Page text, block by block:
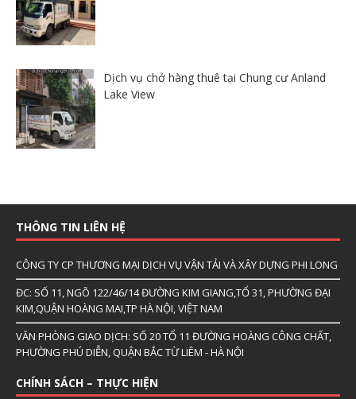
Dịch vụ chở hàng thuê tại Chung cư Anland
Lake View
THÔNG TIN LIÊN HỆ
CÔNG TY CP THƯƠNG MẠI DỊCH VỤ VẬN TẢI VÀ XÂY DỰNG PHI LONG
ĐC: SỐ 11, NGÕ 122/46/14 ĐƯỜNG KIM GIANG,TỔ 31, PHƯỜNG ĐẠI
KIM,QUẬN HOÀNG MAI,TP HÀ NỘI, VIỆT NAM
VĂN PHÒNG GIAO DỊCH: SỐ 20 TỔ 11 ĐƯỜNG HOÀNG CÔNG CHẤT,
PHƯỜNG PHÚ DIỄN, QUẬN BẮC TỪ LIÊM - HÀ NỘI
CHÍNH SÁCH – THỰC HIỆN